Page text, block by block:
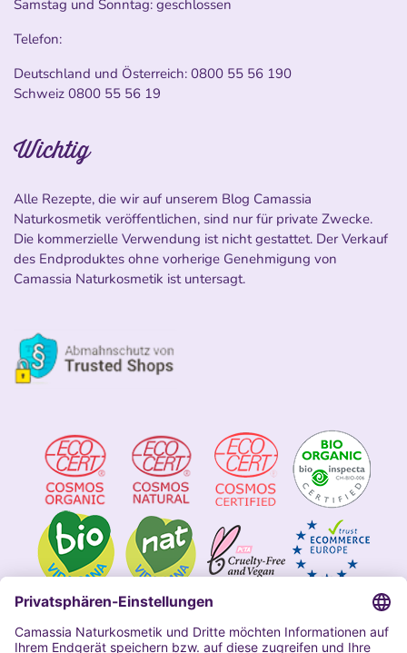
Samstag und Sonntag: geschlossen
Telefon:
Deutschland und Österreich: 0800 55 56 190
Schweiz 0800 55 56 19
Wichtig
Alle Rezepte, die wir auf unserem Blog Camassia
Naturkosmetik veröffentlichen, sind nur für private Zwecke.
Die kommerzielle Verwendung ist nicht gestattet. Der Verkauf
des Endproduktes ohne vorherige Genehmigung von
Camassia Naturkosmetik ist untersagt.
Impressum